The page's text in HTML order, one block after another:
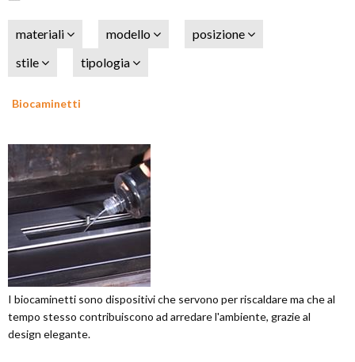
materiali modello
posizione
stile
tipologia
Biocaminetti
I biocaminetti sono dispositivi che servono per riscaldare ma che al
tempo stesso contribuiscono ad arredare l'ambiente, grazie al
design elegante.